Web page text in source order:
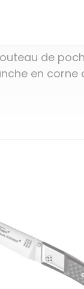
de
en corne